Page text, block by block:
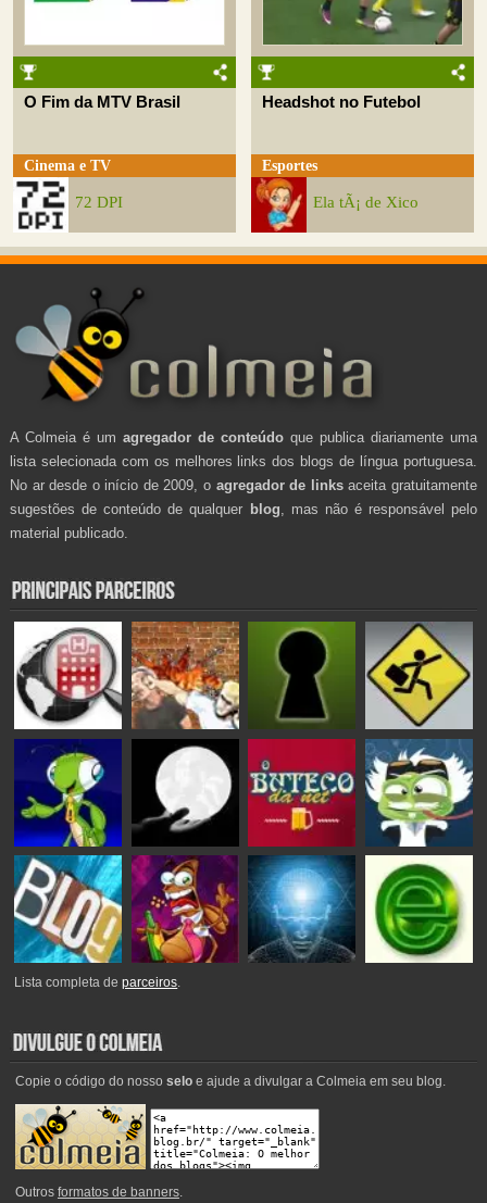
O Fim da MTV Brasil
Cinema e TV
72 DPI
Headshot no Futebol
Esportes
Ela tÃ¡ de Xico
A Colmeia é um agregador de conteúdo que publica diariamente uma
lista selecionada com os melhores links dos blogs de língua portuguesa.
No ar desde o início de 2009, o agregador de linksaceita gratuitamente
sugestões de conteúdo de qualquer blog , mas não é responsável pelo
material publicado.
Lista completa deparceiros.
Copie o código do nosso seloe ajude a divulgar a Colmeia em seu blog.
Outros formatos de banners.